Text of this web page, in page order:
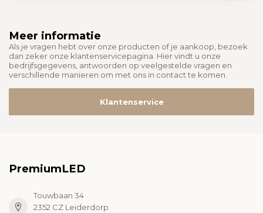
Meer informatie
Als je vragen hebt over onze producten of je aankoop, bezoek
dan zeker onze klantenservicepagina. Hier vindt u onze
bedrijfsgegevens, antwoorden op veelgestelde vragen en
verschillende manieren om met ons in contact te komen.
Klantenservice
PremiumLED
Touwbaan 34
2352 CZ Leiderdorp